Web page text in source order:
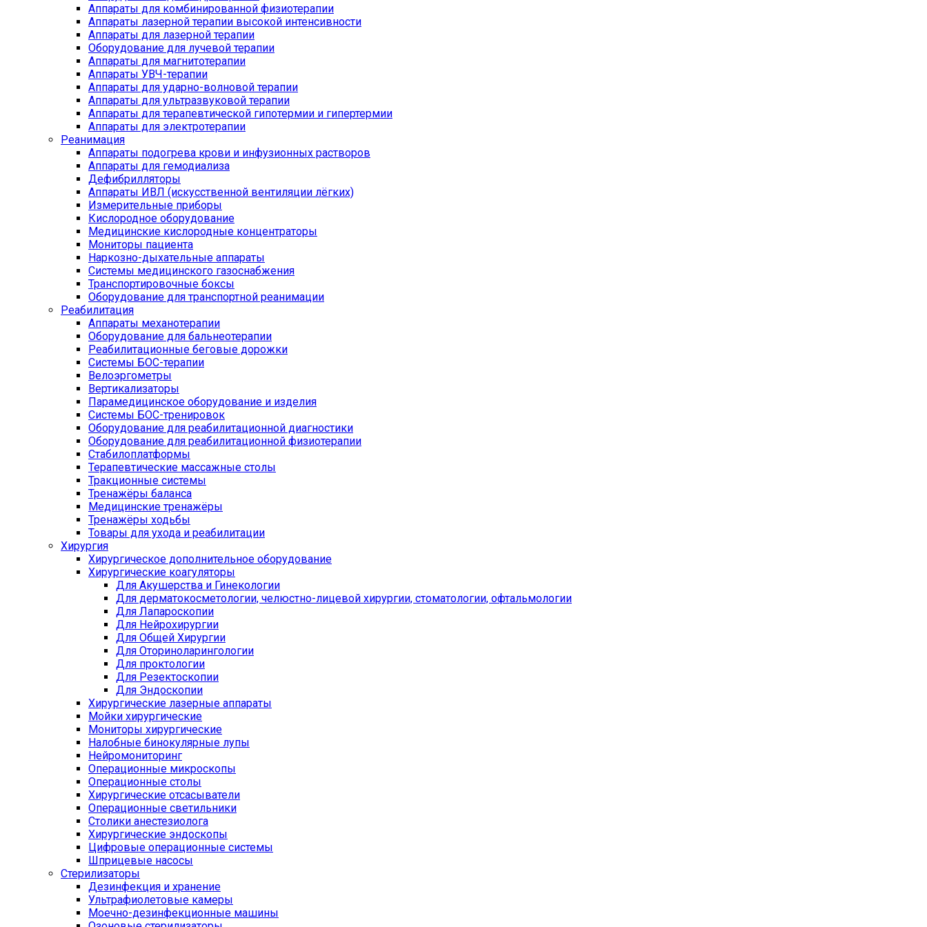
Аппараты для комбинированной физиотерапии
Аппараты лазерной терапии высокой интенсивности
Аппараты для лазерной терапии
Оборудование для лучевой терапии
Аппараты для магнитотерапии
Аппараты УВЧ-терапии
Аппараты для ударно-волновой терапии
Аппараты для ультразвуковой терапии
Аппараты для терапевтической гипотермии и гипертермии
Аппараты для электротерапии
Реанимация
Аппараты подогрева крови и инфузионных растворов
Аппараты для гемодиализа
Дефибрилляторы
Аппараты ИВЛ (искусственной вентиляции лёгких)
Измерительные приборы
Кислородное оборудование
Медицинские кислородные концентраторы
Мониторы пациента
Наркозно-дыхательные аппараты
Системы медицинского газоснабжения
Транспортировочные боксы
Оборудование для транспортной реанимации
Реабилитация
Аппараты механотерапии
Оборудование для бальнеотерапии
Реабилитационные беговые дорожки
Системы БОС-терапии
Велоэргометры
Вертикализаторы
Парамедицинское оборудование и изделия
Системы БОС-тренировок
Оборудование для реабилитационной диагностики
Оборудование для реабилитационной физиотерапии
Стабилоплатформы
Терапевтические массажные столы
Тракционные системы
Тренажёры баланса
Медицинские тренажёры
Тренажёры ходьбы
Товары для ухода и реабилитации
Хирургия
Хирургическое дополнительное оборудование
Хирургические коагуляторы
Для Акушерства и Гинекологии
Для дерматокосметологии, челюстно-лицевой хирургии, стоматологии, офтальмологии
Для Лапароскопии
Для Нейрохирургии
Для Общей Хирургии
Для Оториноларингологии
Для проктологии
Для Резектоскопии
Для Эндоскопии
Хирургические лазерные аппараты
Мойки хирургические
Мониторы хирургические
Налобные бинокулярные лупы
Нейромониторинг
Операционные микроскопы
Операционные столы
Хирургические отсасыватели
Операционные светильники
Столики анестезиолога
Хирургические эндоскопы
Цифровые операционные системы
Шприцевые насосы
Стерилизаторы
Дезинфекция и хранение
Ультрафиолетовые камеры
Моечно-дезинфекционные машины